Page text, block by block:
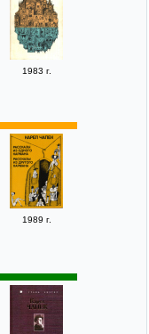
1983 г.
1989 г.